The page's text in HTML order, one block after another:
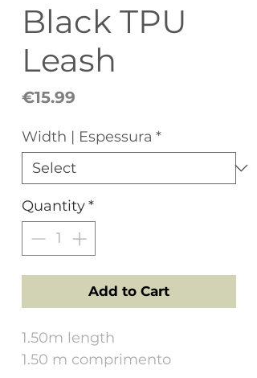
Black TPU
Leash
€15.99
Width | Espessura *
Quantity*
Add to Cart
1.50m length
1.50 m comprimento